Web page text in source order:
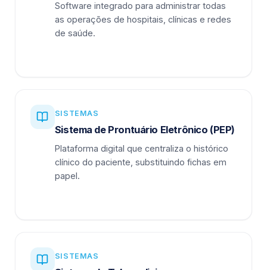
Software integrado para administrar todas
as operações de hospitais, clínicas e redes
de saúde.
SISTEMAS
Sistema de Prontuário Eletrônico (PEP)
Plataforma digital que centraliza o histórico
clínico do paciente, substituindo fichas em
papel.
SISTEMAS